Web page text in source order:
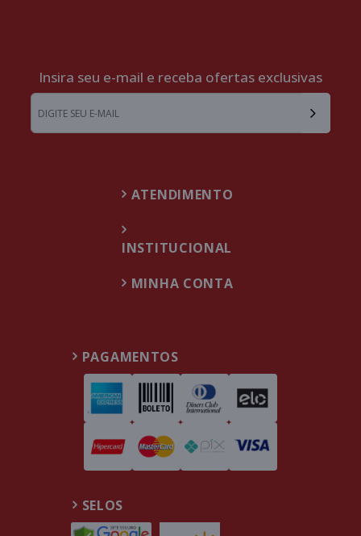
Insira seu e-mail e receba ofertas exclusivas
ATENDIMENTO
INSTITUCIONAL
MINHA CONTA
PAGAMENTOS
SELOS